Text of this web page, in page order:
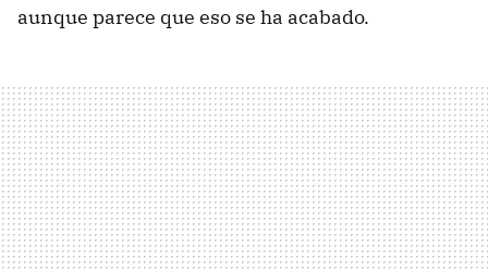
aunque parece que eso se ha acabado.